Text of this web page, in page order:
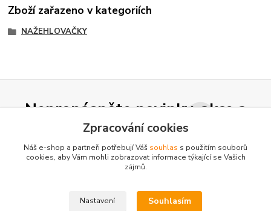
Zboží zařazeno v kategoriích
NAŽEHLOVAČKY
Nepropásněte novinky, akce a
slevy!
zpracováním osobních údajůza účelem rozesílky newsletteru.
Můžete se kdykoli odhlásit. Zasíláme jednou za 14 dní.
Zpracování cookies
Náš e-shop a partneři potřebují Váš souhlas s použitím souborů
cookies, aby Vám mohli zobrazovat informace týkající se Vašich
zájmů.
Nastavení Souhlasím